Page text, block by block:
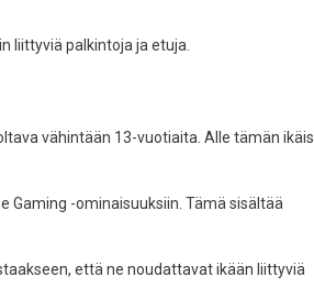
liittyviä palkintoja ja etuja.
vähintään 13-vuotiaita. Alle tämän
Gaming -ominaisuuksiin. Tämä sisältää
että ne noudattavat ikään liittyviä